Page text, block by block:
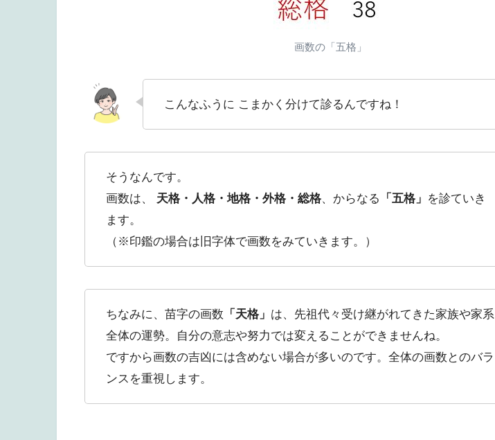
画数の「五格」
こんなふうに こまかく分けて診るんですね！
そうなんです。
画数は、 天格・人格・地格・外格・総格、からなる 「五格」 を診ていき
ます。
（※印鑑の場合は旧字体で画数をみていきます。）
ちなみに、苗字の画数 「天格」 は、先祖代々受け継がれてきた家族や家系
全体の運勢。自分の意志や努力では変えることができませんね。
ですから画数の吉凶には含めない場合が多いのです。全体の画数とのバラ
ンスを重視します。